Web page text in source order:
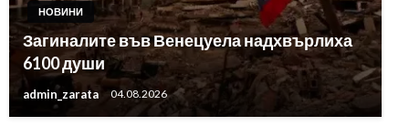
НОВИНИ
Загиналите във Венецуела надхвърлиха
6100 души
admin_zarata 04.08.2026